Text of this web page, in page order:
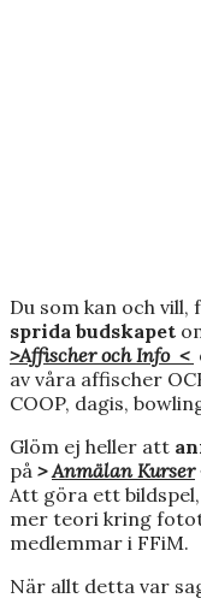
Du som kan och vill,
sprida budskapet
>Affischer och Info <
av våra affischer
COOP, dagis,
Glöm ej heller att
på >Anmälan Kurser
Att göra ett
mer teori kring
medlemmar i FFiM.
När allt detta var